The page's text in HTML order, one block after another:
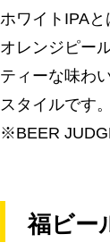
ホワイトIPA
オレンジピー
ティーな味わ
スタイルです。
※BEER
福ビー